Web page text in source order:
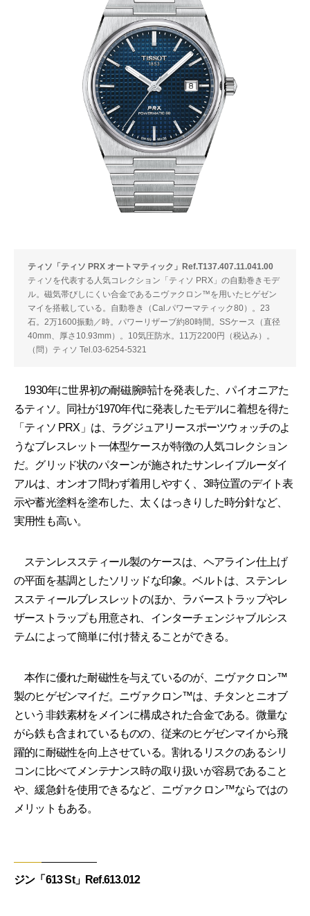
ティソ「ティソ PRX オートマティック」Ref.T137.407.11.041.00
ティソを代表する人気コレクション「ティソ PRX」の自動巻きモデ
ル。磁気帯びしにくい合金であるニヴァクロン™を用いたヒゲゼン
マイを搭載している。自動巻き（Cal.パワーマティック80）。23
石。2万1600振動／時。パワーリザーブ約80時間。SSケース（直径
40mm、厚さ10.93mm）。10気圧防水。11万2200円（税込み）。
（問）ティソ Tel.03-6254-5321
1930年に世界初の耐磁腕時計を発表した、パイオニアた
るティソ。同社が1970年代に発表したモデルに着想を得た
「ティソ PRX」は、ラグジュアリースポーツウォッチのよ
うなブレスレット一体型ケースが特徴の人気コレクション
だ。グリッド状のパターンが施されたサンレイブルーダイ
アルは、オンオフ問わず着用しやすく、3時位置のデイト表
示や蓄光塗料を塗布した、太くはっきりした時分針など、
実用性も高い。
ステンレススティール製のケースは、ヘアライン仕上げ
の平面を基調としたソリッドな印象。ベルトは、ステンレ
ススティールブレスレットのほか、ラバーストラップやレ
ザーストラップも用意され、インターチェンジャブルシス
テムによって簡単に付け替えることができる。
本作に優れた耐磁性を与えているのが、ニヴァクロン™
製のヒゲゼンマイだ。ニヴァクロン™は、チタンとニオブ
という非鉄素材をメインに構成された合金である。微量な
がら鉄も含まれているものの、従来のヒゲゼンマイから飛
躍的に耐磁性を向上させている。割れるリスクのあるシリ
コンに比べてメンテナンス時の取り扱いが容易であること
や、緩急針を使用できるなど、ニヴァクロン™ならではの
メリットもある。
ジン「613 St」Ref.613.012